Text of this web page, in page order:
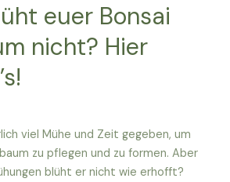
euer Bonsai
nicht? Hier
viel Mühe und Zeit gegeben, um
zu pflegen und zu formen. Aber
blüht er nicht wie erhofft?